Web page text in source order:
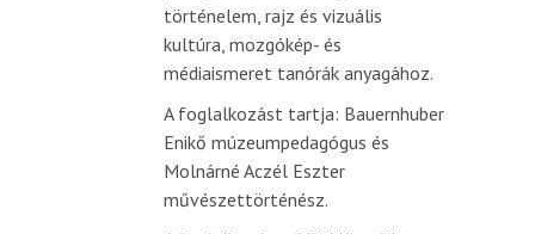
történelem, rajz és vizuális
kultúra, mozgókép- és
médiaismeret tanórák anyagához.
A foglalkozást tartja: Bauernhuber
Enikő múzeumpedagógus és
Molnárné Aczél Eszter
művészettörténész.